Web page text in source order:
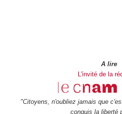
A lire
L'invité de la
"Citoyens, n'oubliez jamais que
conquis la liberté